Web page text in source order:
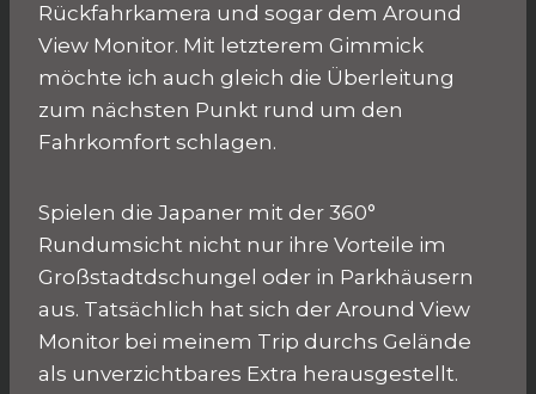
Rückfahrkamera und sogar dem Around
View Monitor. Mit letzterem Gimmick
möchte ich auch gleich die Überleitung
zum nächsten Punkt rund um den
Fahrkomfort schlagen.
Spielen die Japaner mit der 360°
Rundumsicht nicht nur ihre Vorteile im
Großstadtdschungel oder in Parkhäusern
aus. Tatsächlich hat sich der Around View
Monitor bei meinem Trip durchs Gelände
als unverzichtbares Extra herausgestellt.